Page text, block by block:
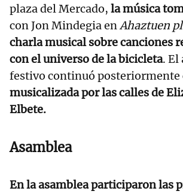
plaza del Mercado, la música
con Jon Mindegia enAhaztuen
charla musical sobre canciones
con el universo de la bicicleta. El
festivo continuó posteriormente
musicalizada por las calles de
Elbete.
Asamblea
En la asamblea participaron las